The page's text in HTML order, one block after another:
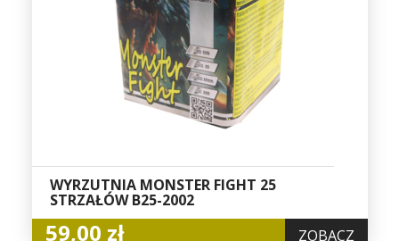
WYRZUTNIA MONSTER FIGHT 25
STRZAŁÓW B25-2002
59,00 zł ZOBACZ